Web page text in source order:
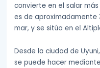
convierte en el salar
es de aproximadamente
mar, y se sitúa en el
Desde la ciudad de
se puede hacer